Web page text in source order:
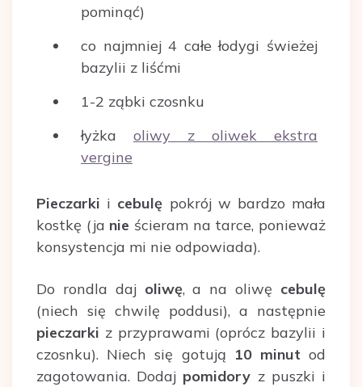
pominąć)
co najmniej 4 całe łodygi świeżej
bazylii z liśćmi
1-2 ząbki czosnku
łyżka oliwy z oliwek ekstra
vergine
Pieczarki i cebulę pokrój w bardzo mała
kostkę (ja nie ścieram na tarce, ponieważ
konsystencja mi nie odpowiada).
Do rondla daj oliwę, a na oliwę cebulę
(niech się chwilę poddusi), a następnie
pieczarki z przyprawami (oprócz bazylii i
czosnku). Niech się gotują 10 minut od
zagotowania. Dodaj pomidory z puszki i